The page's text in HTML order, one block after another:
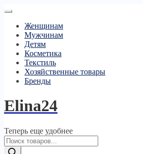
Женщинам
Мужчинам
Детям
Косметика
Текстиль
Хозяйственные товары
Бренды
Elina24
Теперь еще удобнее
Поиск
товаров